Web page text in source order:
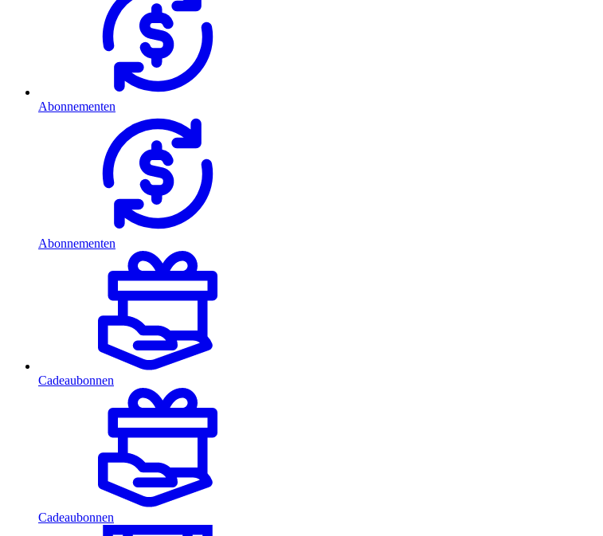
Abonnementen
Abonnementen
Cadeaubonnen
Cadeaubonnen